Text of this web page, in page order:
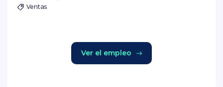
Ventas
Ver el empleo